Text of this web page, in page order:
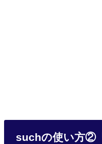
suchの使い方②